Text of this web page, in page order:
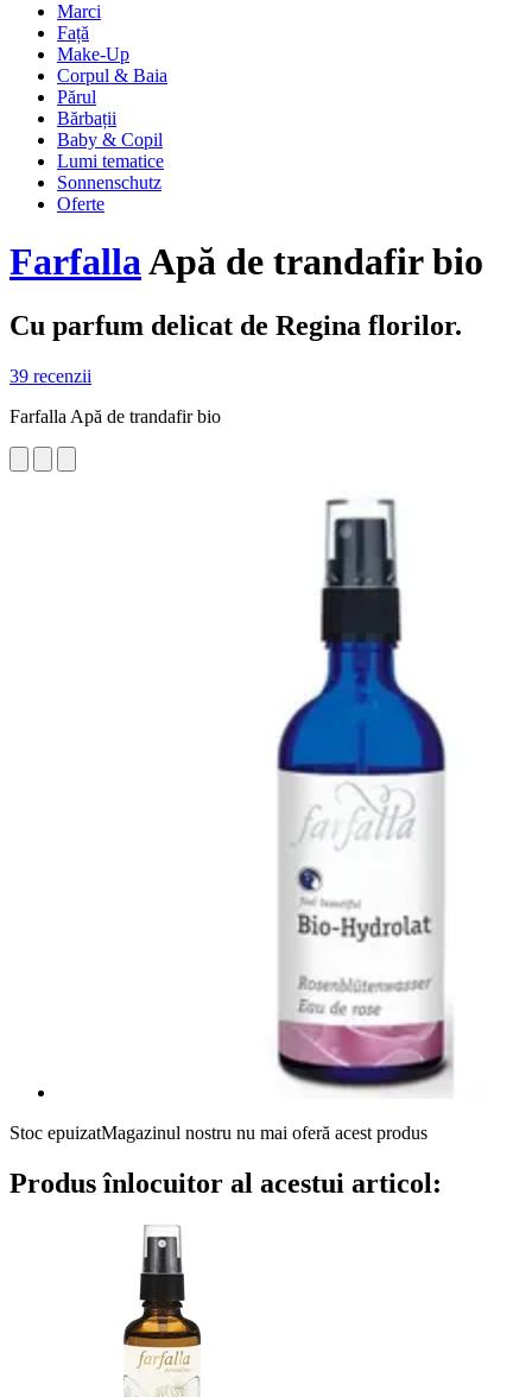
Marci
Față
Make-Up
Corpul & Baia
Părul
Bărbații
Baby & Copil
Lumi tematice
Sonnenschutz
Oferte
FarfallaApă de trandafir bio
Cu parfum delicat de Regina florilor.
39 recenzii
Farfalla Apă de trandafir bio
Stoc epuizatMagazinul nostru nu mai oferă acest produs
Produs înlocuitor al acestui articol: